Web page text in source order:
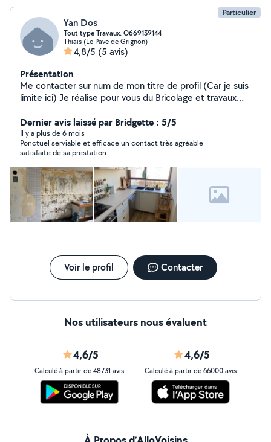
Particulier
Yan Dos
Tout type Travaux. O669139144
Thiais (Le Pave de Grignon)
4,8/5 (5 avis)
Présentation
Me contacter sur num de mon titre de profil (Car je suis
limite ici) Je réalise pour vous du Bricolage et travaux
bain, petites réparations etc) Dans le secteur du 94 et
une partie du 91 Me contacter sur num de mon titre de
profil
Dernier avis laissé par Bridgette : 5/5
Il y a plus de 6 mois
Ponctuel serviable et efficace un contact très agréable
satisfaite de sa prestation
Voir le profil Contacter
Nos utilisateurs nous évaluent
4,6/5
Calculé à partir de 48731 avis
4,6/5
Calculé à partir de 66000 avis